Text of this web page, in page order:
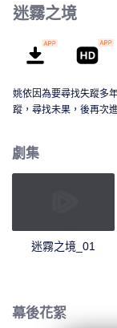
迷霧之境
姚依因為要尋找失蹤多
蹤，尋找未果，後再次
劇集
迷霧之境_01
幕後花絮